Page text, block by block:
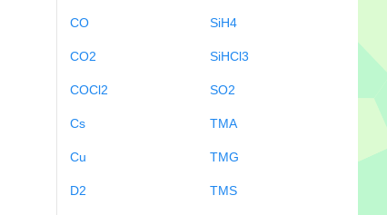
CO
CO2
COCl2
Cs
Cu
D2
SiH4
SiHCl3
SO2
TMA
TMG
TMS